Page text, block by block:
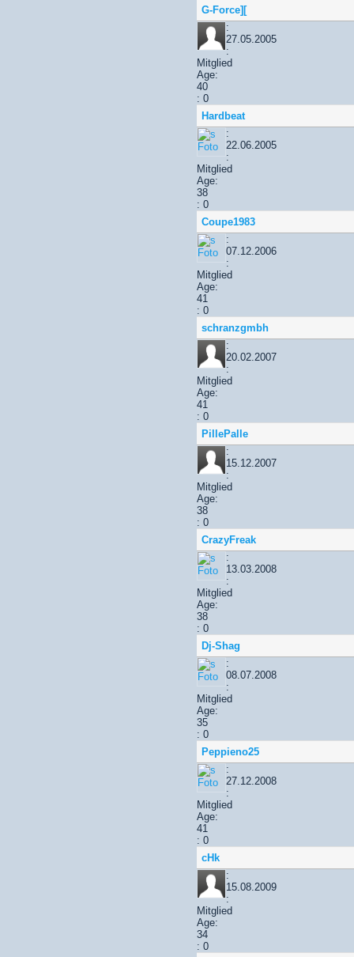
G-Force][
:
27.05.2005
:
Mitglied
Age:
40
: 0
Hardbeat
:
22.06.2005
:
Mitglied
Age:
38
: 0
Coupe1983
:
07.12.2006
:
Mitglied
Age:
41
: 0
schranzgmbh
:
20.02.2007
:
Mitglied
Age:
41
: 0
PillePalle
:
15.12.2007
:
Mitglied
Age:
38
: 0
CrazyFreak
:
13.03.2008
:
Mitglied
Age:
38
: 0
Dj-Shag
:
08.07.2008
:
Mitglied
Age:
35
: 0
Peppieno25
:
27.12.2008
:
Mitglied
Age:
41
: 0
cHk
:
15.08.2009
:
Mitglied
Age:
34
: 0